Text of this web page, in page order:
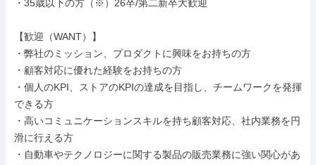
・35歳以下の方（※）26卒/第二新卒大歓迎
【歓迎（WANT）】
・弊社のミッション、プロダクトに興味をお持ちの方
・顧客対応に優れた経験をお持ちの方
・個人のKPI、ストアのKPIの達成を目指し、チームワークを発揮
できる方
・高いコミュニケーションスキルを持ち顧客対応、社内業務を円
滑に行える方
・自動車やテクノロジーに関する製品の販売業務に強い関心があ